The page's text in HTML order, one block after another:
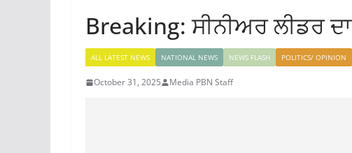
Breaking: ਸੀਨੀਅਰ ਲੀਡਰ
ALL LATEST NEWS NATIONAL NEWS NEWS FLASH POLITICS/ OPINION
October 31, 2025 Media PBN Staff